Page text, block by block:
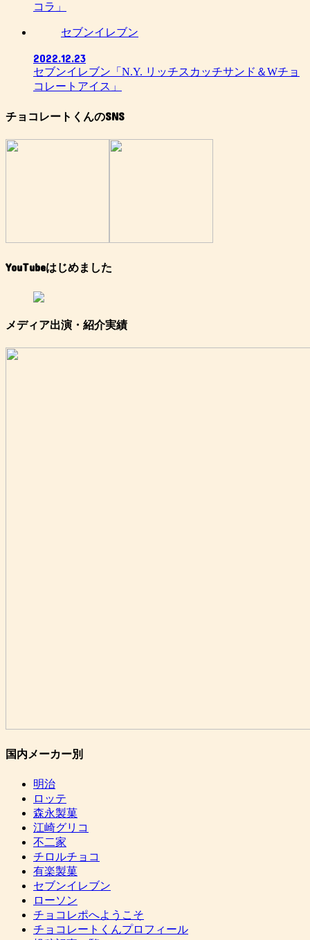
コラ」
セブンイレブン
2022.12.23
セブンイレブン「N.Y. リッチスカッチサンド＆Wチョ
コレートアイス」
チョコレートくんのSNS
YouTubeはじめました
メディア出演・紹介実績
国内メーカー別
明治
ロッテ
森永製菓
江崎グリコ
不二家
チロルチョコ
有楽製菓
セブンイレブン
ローソン
チョコレポへようこそ
チョコレートくんプロフィール